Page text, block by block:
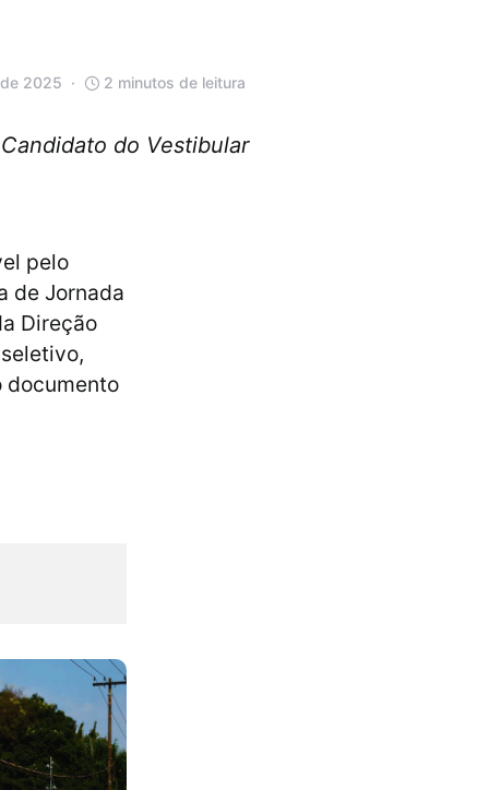
2025 2 minutos de leitura
do Vestibular
pelo
de Jornada
Direção
documento